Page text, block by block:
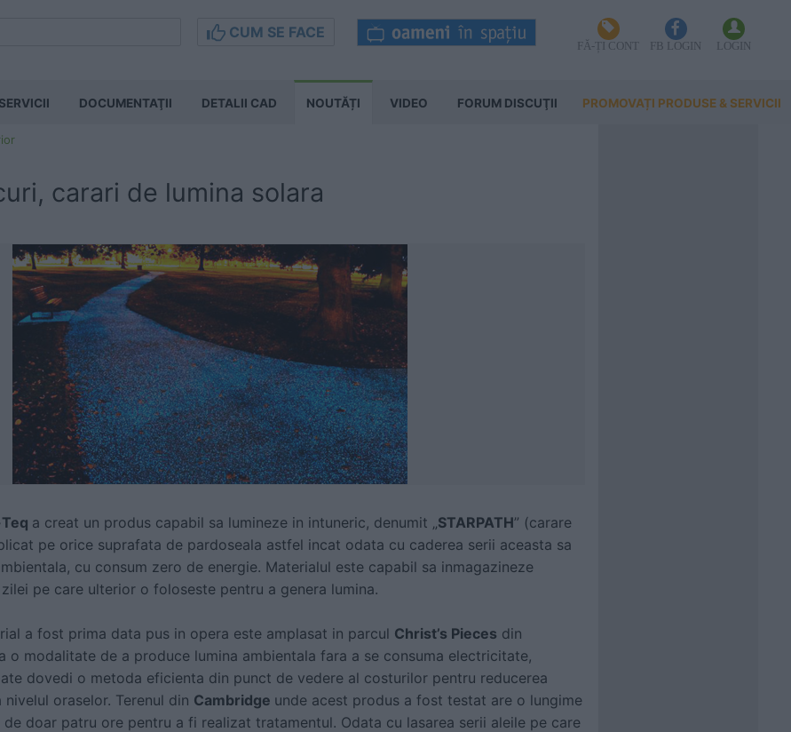
CUM SE FACE
FĂ-ȚI CONT FB LOGIN LOGIN
SERVICII DOCUMENTAŢII DETALII CAD NOUTĂȚI VIDEO FORUM DISCUŢII PROMOVAȚI PRODUSE & SERVICII
carari de lumina solara
a creat un produs capabil sa lumineze in intuneric, denumit „STARPATH” (carare
pe orice suprafata de pardoseala astfel incat odata cu caderea serii aceasta sa
cu consum zero de energie. Materialul este capabil sa inmagazineze
pe care ulterior o foloseste pentru a genera lumina.
a fost prima data pus in opera este amplasat in parcul Christ’s Pieces din
o modalitate de a produce lumina ambientala fara a se consuma electricitate,
dovedi o metoda eficienta din punct de vedere al costurilor pentru reducerea
oraselor. Terenul din Cambridge unde acest produs a fost testat are o lungime
doar patru ore pentru a fi realizat tratamentul. Odata cu lasarea serii aleile pe care